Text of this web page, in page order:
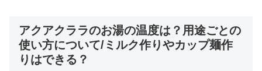
アクアクララのお湯の温度は？用途ごとの
使い方について/ミルク作りやカップ麺作
りはできる？